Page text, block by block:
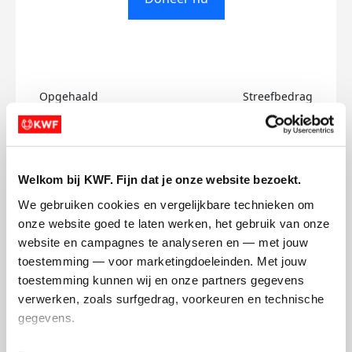
Welkom bij KWF. Fijn dat je onze website bezoekt.
We gebruiken cookies en vergelijkbare technieken om
onze website goed te laten werken, het gebruik van onze
website en campagnes te analyseren en — met jouw
toestemming — voor marketingdoeleinden. Met jouw
toestemming kunnen wij en onze partners gegevens
verwerken, zoals surfgedrag, voorkeuren en technische
gegevens.
Opgehaald
€0
Streefbedrag
€500
Phoenix's badges